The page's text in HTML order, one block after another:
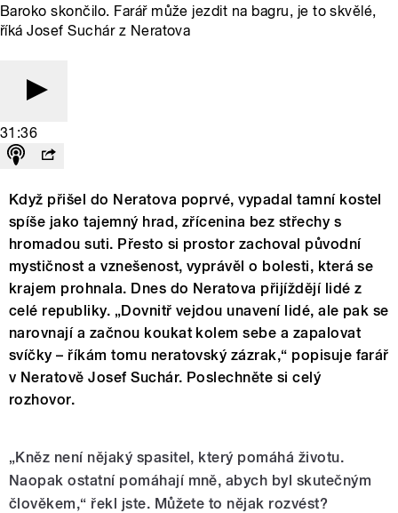
Baroko skončilo. Farář může jezdit na bagru, je to skvělé,
říká Josef Suchár z Neratova
31:36
Když přišel do Neratova poprvé, vypadal tamní kostel
spíše jako tajemný hrad, zřícenina bez střechy s
hromadou suti. Přesto si prostor zachoval původní
mystičnost a vznešenost, vyprávěl o bolesti, která se
krajem prohnala. Dnes do Neratova přijíždějí lidé z
celé republiky. „Dovnitř vejdou unavení lidé, ale pak se
narovnají a začnou koukat kolem sebe a zapalovat
svíčky – říkám tomu neratovský zázrak,“ popisuje farář
v Neratově Josef Suchár. Poslechněte si celý
rozhovor.
„Kněz není nějaký spasitel, který pomáhá životu.
Naopak ostatní pomáhají mně, abych byl skutečným
člověkem,“ řekl jste. Můžete to nějak rozvést?